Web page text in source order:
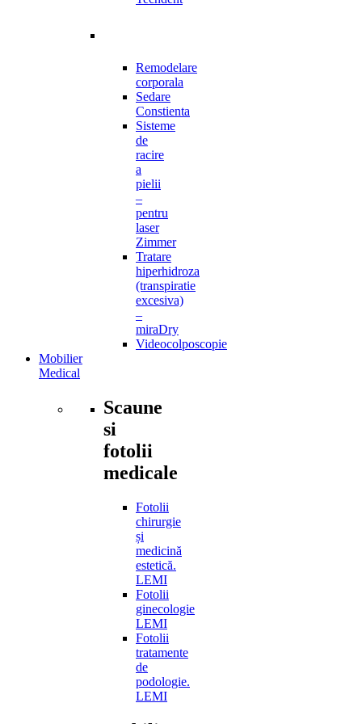
Remodelare
corporala
Sedare
Constienta
Sisteme
de
racire
a
pielii
–
pentru
laser
Zimmer
Tratare
hiperhidroza
(transpiratie
excesiva)
–
miraDry
Videocolposcopie
Mobilier
Medical
Scaune
si
fotolii
medicale
Fotolii
chirurgie
și
medicină
estetică.
LEMI
Fotolii
ginecologie
LEMI
Fotolii
tratamente
de
podologie.
LEMI